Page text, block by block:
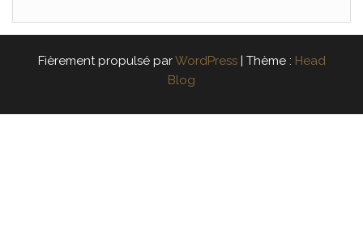
Fièrement propulsé parWordPress | Thème : Head
Blog